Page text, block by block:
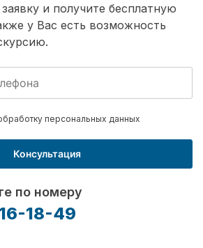
и получите бесплатную
у Вас есть возможность
персональных данных
Консультация
по номеру
18-49